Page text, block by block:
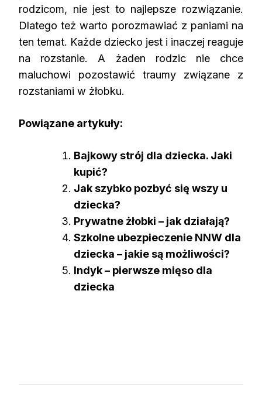
rodzicom, nie jest to najlepsze rozwiązanie.
Dlatego też warto porozmawiać z paniami na
ten temat. Każde dziecko jest i inaczej reaguje
na rozstanie. A żaden rodzic nie chce
maluchowi pozostawić traumy związane z
rozstaniami w żłobku.
Powiązane artykuły:
Bajkowy strój dla dziecka. Jaki
kupić?
Jak szybko pozbyć się wszy u
dziecka?
Prywatne żłobki – jak działają?
Szkolne ubezpieczenie NNW dla
dziecka – jakie są możliwości?
Indyk – pierwsze mięso dla
dziecka